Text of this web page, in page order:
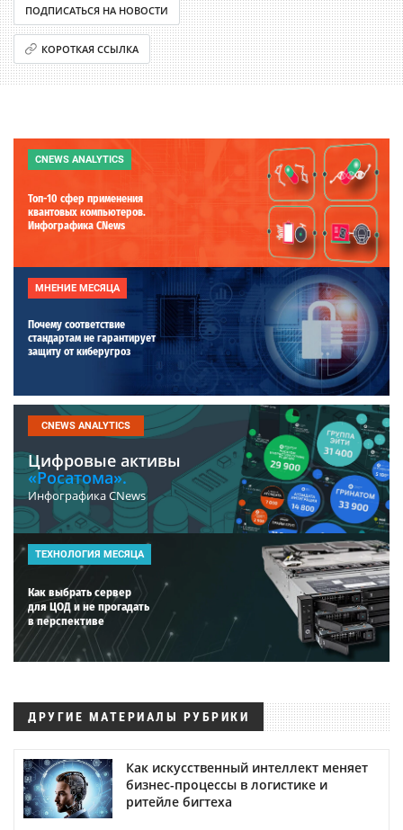
ПОДПИСАТЬСЯ НА НОВОСТИ
КОРОТКАЯ ССЫЛКА
CNEWS ANALYTICS
Топ-10 сфер применения
квантовых компьютеров.
Инфографика CNews
МНЕНИЕ МЕСЯЦА
Почему соответствие
стандартам не гарантирует
защиту от киберугроз
CNEWS ANALYTICS
Цифровые активы
«Росатома».
Инфографика CNews
ТЕХНОЛОГИЯ МЕСЯЦА
Как выбрать сервер
для ЦОД и не прогадать
в перспективе
ДРУГИЕ МАТЕРИАЛЫ РУБРИКИ
Как искусственный интеллект меняет
бизнес-процессы в логистике и
ритейле бигтеха